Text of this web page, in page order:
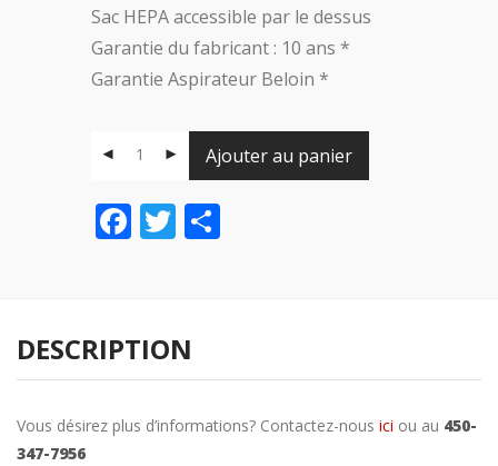
Sac HEPA accessible par le dessus
Garantie du fabricant : 10 ans *
Garantie Aspirateur Beloin *
Ajouter au panier
Facebook
Twitter
Share
DESCRIPTION
Vous désirez plus d’informations? Contactez-nous ici ou au 450-
347-7956